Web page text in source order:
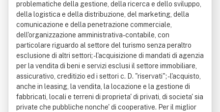
problematiche della gestione, della ricerca e dello sviluppo,
della logistica e della distribuzione, del marketing, della
comunicazione e della penetrazione commerciale,
dell'organizzazione amministrativa-contabile, con
particolare riguardo al settore del turismo senza peraltro
esclusione di altri settori; - l'acquisizione di mandati di agenzia
per la vendita di beni e servizi esclusi il settore immobiliare,
assicurativo, creditizio ed i settori c. D. "riservati"; - l'acquisto,
anche in leasing, la vendita, la locazione e la gestione di
fabbricati, locali e terreni di proprieta' di privati, di societa' sia
private che pubbliche nonche' di cooperative. Per il miglior